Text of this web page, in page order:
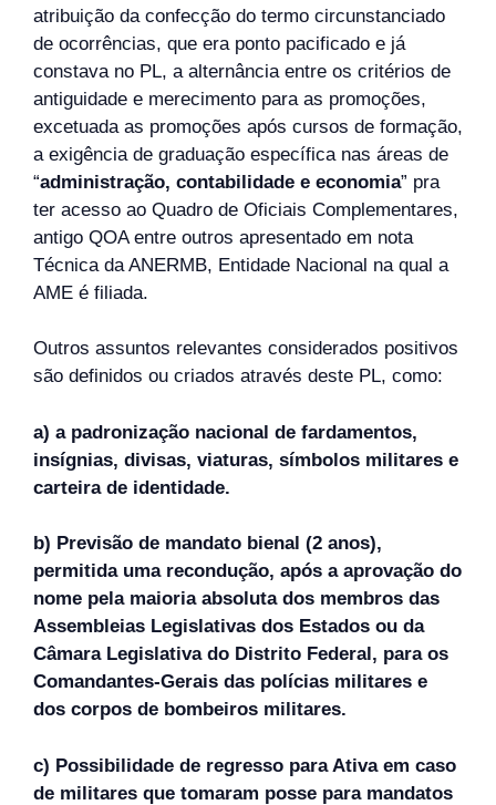
atribuição da confecção do termo circunstanciado
de ocorrências, que era ponto pacificado e já
constava no PL, a alternância entre os critérios de
antiguidade e merecimento para as promoções,
excetuada as promoções após cursos de formação,
a exigência de graduação específica nas áreas de
“administração, contabilidade e economia” pra
ter acesso ao Quadro de Oficiais Complementares,
antigo QOA entre outros apresentado em nota
Técnica da ANERMB, Entidade Nacional na qual a
AME é filiada.
Outros assuntos relevantes considerados positivos
são definidos ou criados através deste PL, como:
a) a padronização nacional de fardamentos,
insígnias, divisas, viaturas, símbolos militares e
carteira de identidade.
b) Previsão de mandato bienal (2 anos),
permitida uma recondução, após a aprovação do
nome pela maioria absoluta dos membros das
Assembleias Legislativas dos Estados ou da
Câmara Legislativa do Distrito Federal, para os
Comandantes-Gerais das polícias militares e
dos corpos de bombeiros militares.
c) Possibilidade de regresso para Ativa em caso
de militares que tomaram posse para mandatos